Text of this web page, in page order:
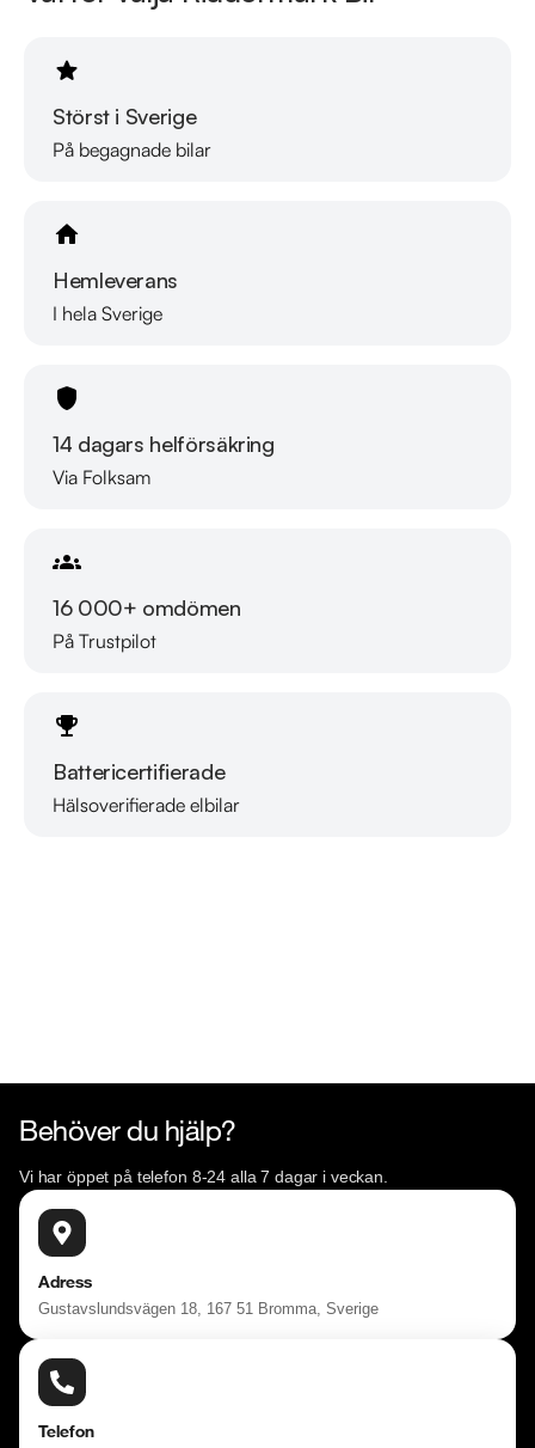
Störst i Sverige
På begagnade bilar
Hemleverans
I hela Sverige
14 dagars helförsäkring
Via Folksam
16 000+ omdömen
På Trustpilot
Battericertifierade
Hälsoverifierade elbilar
Läs mer om oss
Behöver du hjälp?
Vi har öppet på telefon 8-24 alla 7 dagar i veckan.
Adress
Gustavslundsvägen 18, 167 51 Bromma, Sverige
Telefon